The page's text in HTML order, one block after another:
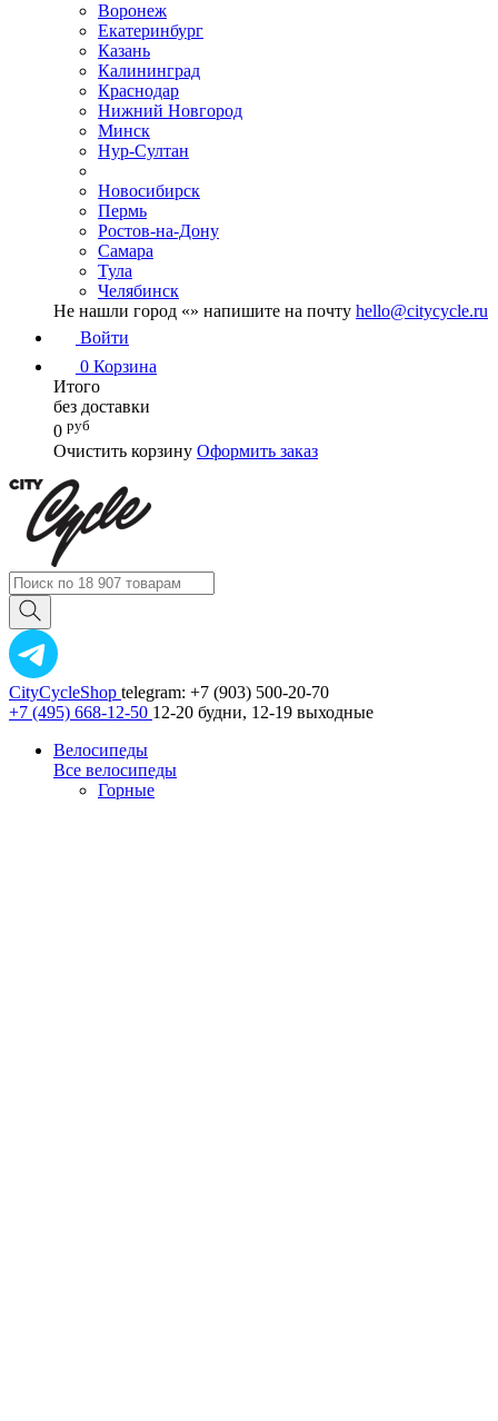
Воронеж
Екатеринбург
Казань
Калининград
Краснодар
Нижний Новгород
Минск
Нур-Султан
Новосибирск
Пермь
Ростов-на-Дону
Самара
Тула
Челябинск
Не нашли город «» напишите на почту hello@citycycle.ru
Войти
0 Корзина
Итого
без доставки
0 руб
Очистить корзину Оформить заказ
CityCycleShop telegram: +7 (903) 500-20-70
+7 (495) 668-12-50 12-20 будни, 12-19 выходные
Велосипеды
Все велосипеды
Горные